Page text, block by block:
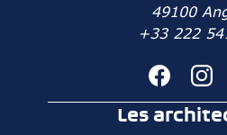
49100
+33 222
Les